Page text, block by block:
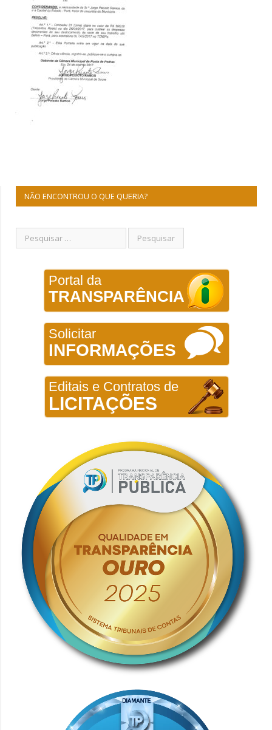
NÃO ENCONTROU O QUE QUERIA?
Portal da
TRANSPARÊNCIA
Solicitar
INFORMAÇÕES
Editais e Contratos de
LICITAÇÕES